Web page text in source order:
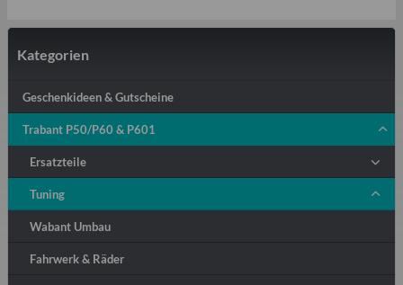
Kategorien
Geschenkideen & Gutscheine
Trabant P50/P60 & P601
Ersatzteile
Tuning
Wabant Umbau
Fahrwerk & Räder